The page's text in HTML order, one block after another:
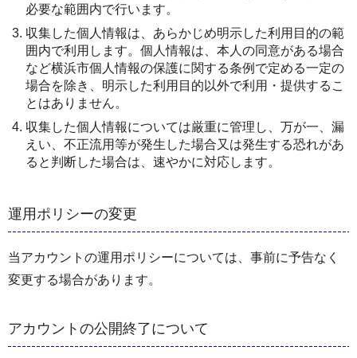
必要な範囲内で行います。
収集した個人情報は、あらかじめ明示した利用目的の範
囲内で利用します。個人情報は、本人の同意がある場合
など横浜市個人情報の保護に関する条例で定める一定の
場合を除き、明示した利用目的以外で利用・提供するこ
とはありません。
収集した個人情報については厳重に管理し、万が一、漏
えい、不正流用等が発生した場合又は発生する恐れがあ
ると判断した場合は、速やかに対応します。
運用ポリシーの変更
当アカウントの運用ポリシーについては、事前に予告なく
変更する場合があります。
アカウントの公開終了について